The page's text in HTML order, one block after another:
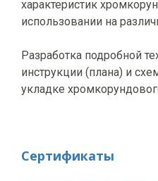
характеристик
использовании на
Разработка подробной
инструкции (плана) и
укладке
Сертификаты